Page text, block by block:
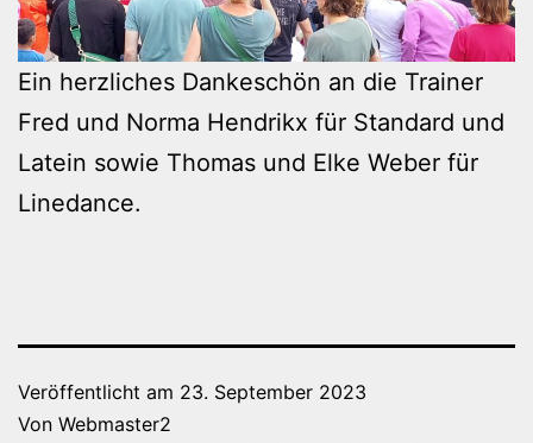
Ein herzliches Dankeschön an die Trainer
Fred und Norma Hendrikx für Standard und
Latein sowie Thomas und Elke Weber für
Linedance.
Veröffentlicht am 23. September 2023
Von Webmaster2